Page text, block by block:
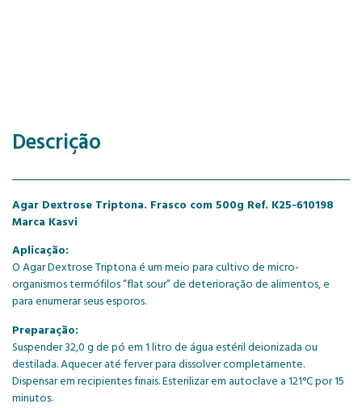
Descrição
Agar Dextrose Triptona. Frasco com 500g Ref. K25-610198
Marca Kasvi
Aplicação:
O Agar Dextrose Triptona é um meio para cultivo de micro-
organismos termófilos “flat sour” de deterioração de alimentos, e
para enumerar seus esporos.
Preparação:
Suspender 32,0 g de pó em 1 litro de água estéril deionizada ou
destilada. Aquecer até ferver para dissolver completamente.
Dispensar em recipientes finais. Esterilizar em autoclave a 121°C por 15
minutos.